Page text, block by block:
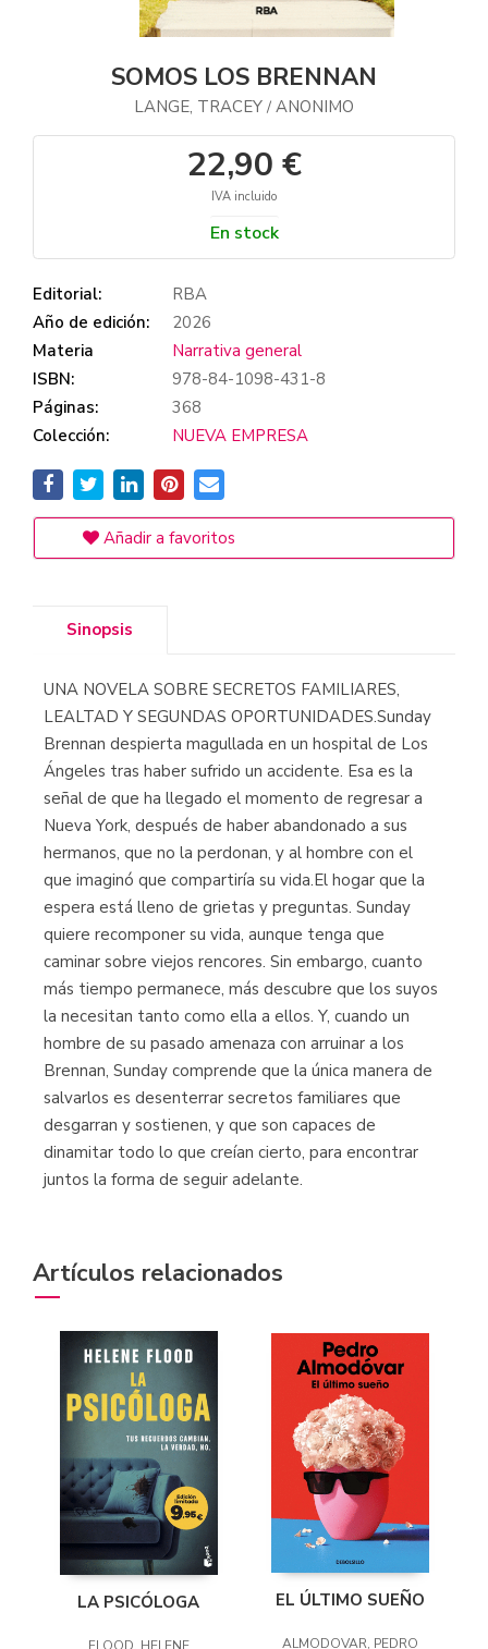
SOMOS LOS BRENNAN
LANGE, TRACEY / ANONIMO
22,90 €
IVA incluido
En stock
Editorial:
RBA
Año de edición:
2026
Materia
Narrativa general
ISBN:
978-84-1098-431-8
Páginas:
368
Colección:
NUEVA EMPRESA
Añadir a favoritos
Sinopsis
UNA NOVELA SOBRE SECRETOS FAMILIARES,
LEALTAD Y SEGUNDAS OPORTUNIDADES.Sunday
Brennan despierta magullada en un hospital de Los
Ángeles tras haber sufrido un accidente. Esa es la
señal de que ha llegado el momento de regresar a
Nueva York, después de haber abandonado a sus
hermanos, que no la perdonan, y al hombre con el
que imaginó que compartiría su vida.El hogar que la
espera está lleno de grietas y preguntas. Sunday
quiere recomponer su vida, aunque tenga que
caminar sobre viejos rencores. Sin embargo, cuanto
más tiempo permanece, más descubre que los suyos
la necesitan tanto como ella a ellos. Y, cuando un
hombre de su pasado amenaza con arruinar a los
Brennan, Sunday comprende que la única manera de
salvarlos es desenterrar secretos familiares que
desgarran y sostienen, y que son capaces de
dinamitar todo lo que creían cierto, para encontrar
juntos la forma de seguir adelante.
Artículos relacionados
LA PSICÓLOGA EL ÚLTIMO SUEÑO
ALMODOVAR, PEDRO